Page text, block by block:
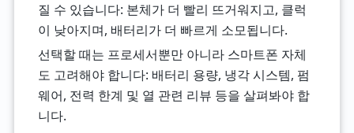
질 수 있습니다: 본체가 더 빨리 뜨거워지고, 클럭
이 낮아지며, 배터리가 더 빠르게 소모됩니다.
선택할 때는 프로세서뿐만 아니라 스마트폰 자체
도 고려해야 합니다: 배터리 용량, 냉각 시스템, 펌
웨어, 전력 한계 및 열 관련 리뷰 등을 살펴봐야 합
니다.